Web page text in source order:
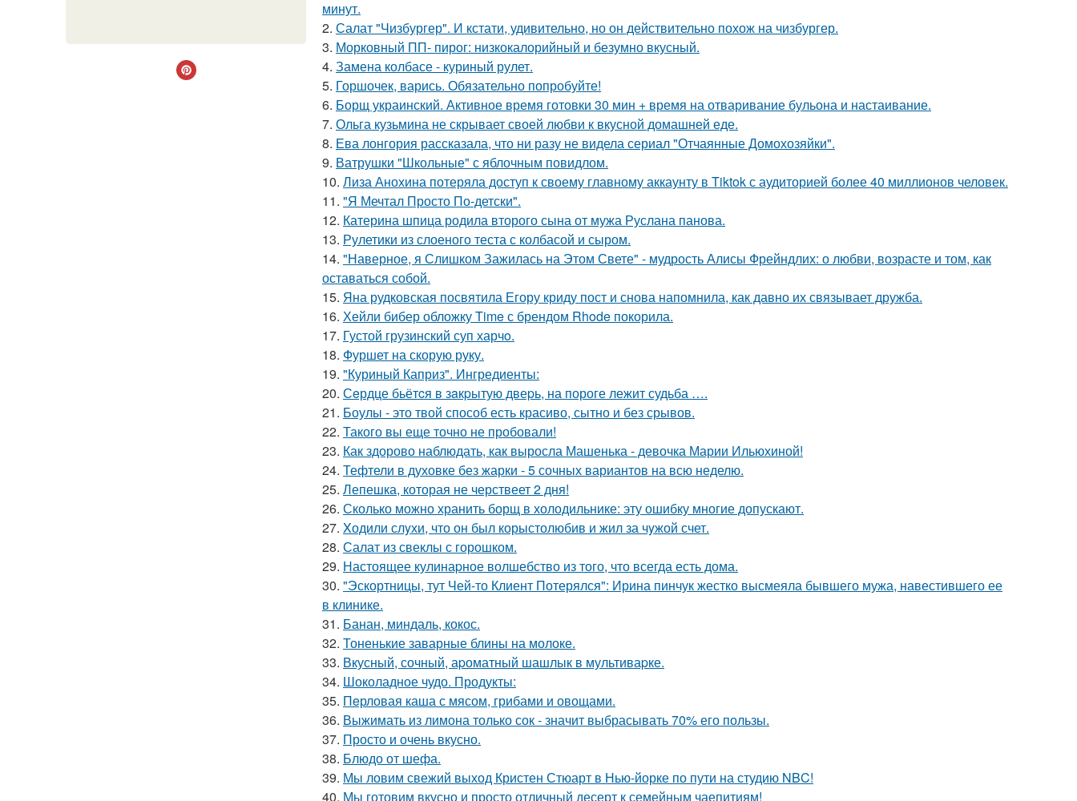
минут.
2. Салат "Чизбургер". И кстати, удивительно, но он действительно похож на чизбургер.
3. Морковный ПП- пирог: низкокалорийный и безумно вкусный.
4. Замена колбасе - куриный рулет.
5. Горшочек, варись. Обязательно попробуйте!
6. Борщ украинский. Активное время готовки 30 мин + время на отваривание бульона и настаивание.
7. Ольга кузьмина не скрывает своей любви к вкусной домашней еде.
8. Ева лонгория рассказала, что ни разу не видела сериал "Отчаянные Домохозяйки".
9. Ватрушки "Школьные" с яблочным повидлом.
10. Лиза Анохина потеряла доступ к своему главному аккаунту в Tiktok с аудиторией более 40 миллионов человек.
11. "Я Мечтал Просто По-детски".
12. Катерина шпица родила второго сына от мужа Руслана панова.
13. Рулетики из слоеного теста с колбасой и сыром.
14. "Наверное, я Слишком Зажилась на Этом Свете" - мудрость Алисы Фрейндлих: о любви, возрасте и том, как
оставаться собой.
15. Яна рудковская посвятила Егору криду пост и снова напомнила, как давно их связывает дружба.
16. Хейли бибер обложку Time с брендом Rhode покорила.
17. Густой грузинский суп харчo.
18. Фуршет на скорую руку.
19. "Куриный Каприз". Ингредиенты:
20. Сeрдце бьётcя в зaкpытую двеpь, на пороге лежит судьба ….
21. Боулы - это твой способ есть красиво, сытно и без срывов.
22. Такого вы еще точно не пробовали!
23. Как здорово наблюдать, как выросла Машенька - девочка Марии Ильюхиной!
24. Тефтели в духовке без жарки - 5 сочных вариантов на всю неделю.
25. Лепешка, которая не черствеет 2 дня!
26. Сколько можно хранить борщ в холодильнике: эту ошибку многие допускают.
27. Xодили слyхи, что он был корыстолюбив и жил за чyжой счет.
28. Салат из свеклы с горошком.
29. Настоящее кулинаpное волшебство из того, что всегда есть дома.
30. "Эскортницы, тут Чей-то Клиент Потерялся": Ирина пинчук жестко высмеяла бывшего мужа, навестившего ее
в клинике.
31. Банан, миндаль, кокос.
32. Тоненькие заварные блины на молоке.
33. Вкусный, сочный, аpоматный шашлык в мультиваpке.
34. Шоколадное чудо. Продукты:
35. Пeрловая каша с мясом, грибами и овощами.
36. Выжимать из лимона только сок - значит выбрасывать 70% его пользы.
37. Просто и очень вкусно.
38. Блюдо от шефа.
39. Мы ловим свежий выход Кристен Стюарт в Нью-йорке по пути на студию NBC!
40. Мы готовим вкусно и просто отличный десерт к семейным чаепитиям!